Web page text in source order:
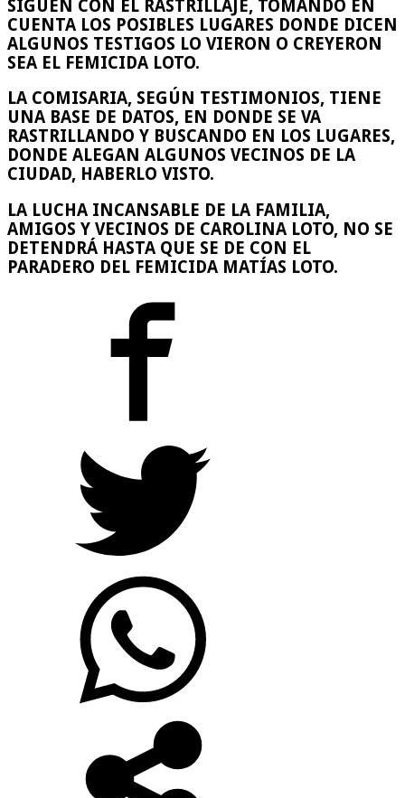
SIGUEN CON EL RASTRILLAJE, TOMANDO EN
CUENTA LOS POSIBLES LUGARES DONDE DICEN
ALGUNOS TESTIGOS LO VIERON O CREYERON
SEA EL FEMICIDA LOTO.
LA COMISARIA, SEGÚN TESTIMONIOS, TIENE
UNA BASE DE DATOS, EN DONDE SE VA
RASTRILLANDO Y BUSCANDO EN LOS LUGARES,
DONDE ALEGAN ALGUNOS VECINOS DE LA
CIUDAD, HABERLO VISTO.
LA LUCHA INCANSABLE DE LA FAMILIA,
AMIGOS Y VECINOS DE CAROLINA LOTO, NO SE
DETENDRÁ HASTA QUE SE DE CON EL
PARADERO DEL FEMICIDA MATÍAS LOTO.